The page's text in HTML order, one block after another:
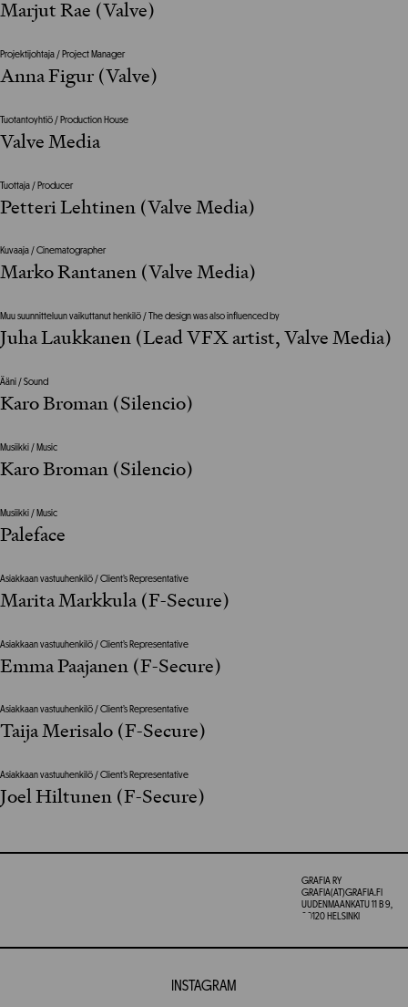
Marjut Rae (Valve)
Projektijohtaja / Project Manager
Anna Figur (Valve)
Tuotantoyhtiö / Production House
Valve Media
Tuottaja / Producer
Petteri Lehtinen (Valve Media)
Kuvaaja / Cinematographer
Marko Rantanen (Valve Media)
Muu suunnitteluun vaikuttanut henkilö / The design was also influenced by
Juha Laukkanen (Lead VFX artist, Valve Media)
Ääni / Sound
Karo Broman (Silencio)
Musiikki / Music
Karo Broman (Silencio)
Musiikki / Music
Paleface
Asiakkaan vastuuhenkilö / Client’s Representative
Marita Markkula (F-Secure)
Asiakkaan vastuuhenkilö / Client’s Representative
Emma Paajanen (F-Secure)
Asiakkaan vastuuhenkilö / Client’s Representative
Taija Merisalo (F-Secure)
Asiakkaan vastuuhenkilö / Client’s Representative
Joel Hiltunen (F-Secure)
GRAFIA RY
GRAFIA(AT)GRAFIA.FI
UUDENMAANKATU 11 B 9,
00120 HELSINKI
INSTAGRAM